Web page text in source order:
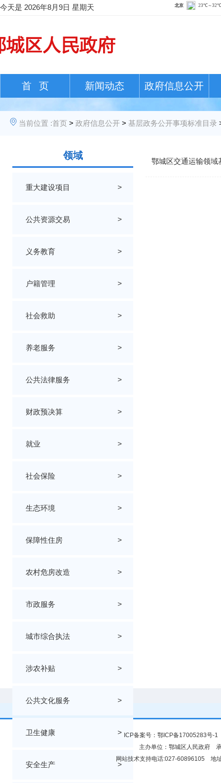
今天是 2026年8月9日 星期天
首 页 新闻动态 政府信息公开
当前位置 :首页 > 政府信息公开 > 基层政务公开事项标准目录
领域
重大建设项目 >
公共资源交易 >
义务教育 >
户籍管理 >
社会救助 >
养老服务 >
公共法律服务 >
财政预决算 >
就业 >
社会保险 >
生态环境 >
保障性住房 >
农村危房改造 >
市政服务 >
城市综合执法 >
涉农补贴 >
公共文化服务 >
卫生健康 >
安全生产 >
鄂城区交通运输领域
ICP备案号： 鄂ICP备17005283号-1
主办单位：鄂城区人民政府
网站技术支持电话:027-60896105 地